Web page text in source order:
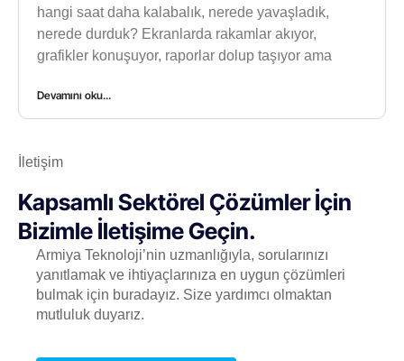
hangi saat daha kalabalık, nerede yavaşladık,
nerede durduk? Ekranlarda rakamlar akıyor,
grafikler konuşuyor, raporlar dolup taşıyor ama
Devamını oku...
İletişim
Kapsamlı Sektörel Çözümler İçin
Bizimle İletişime Geçin.
Armiya Teknoloji’nin uzmanlığıyla, sorularınızı
yanıtlamak ve ihtiyaçlarınıza en uygun çözümleri
bulmak için buradayız. Size yardımcı olmaktan
mutluluk duyarız.